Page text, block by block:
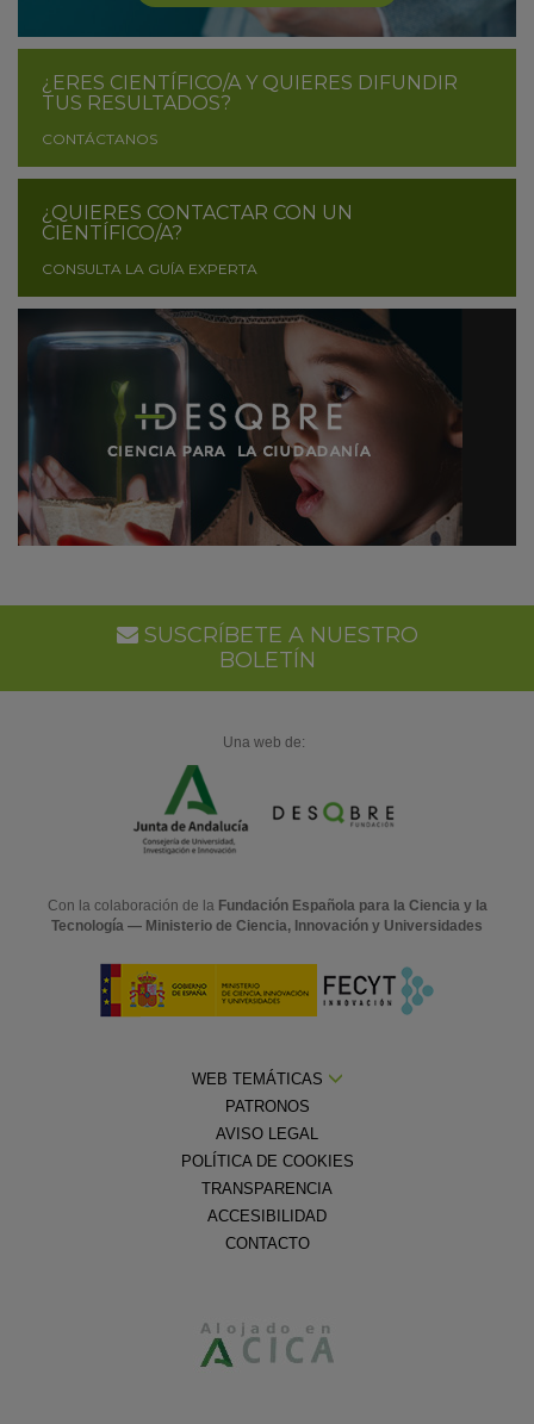
¿ERES CIENTÍFICO/A Y QUIERES DIFUNDIR
TUS RESULTADOS?
CONTÁCTANOS
¿QUIERES CONTACTAR CON UN
CIENTÍFICO/A?
CONSULTA LA GUÍA EXPERTA
SUSCRÍBETE A NUESTRO
BOLETÍN
Una web de:
Con la colaboración de la Fundación Española para la Ciencia y la
Tecnología — Ministerio de Ciencia, Innovación y Universidades
WEB TEMÁTICAS
PATRONOS
AVISO LEGAL
POLÍTICA DE COOKIES
TRANSPARENCIA
ACCESIBILIDAD
CONTACTO